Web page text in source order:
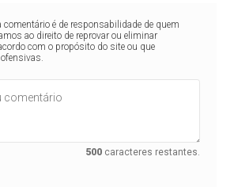
comentário é de responsabilidade de quem
ao direito de reprovar ou eliminar
com o propósito do site ou que
500 caracteres restantes.